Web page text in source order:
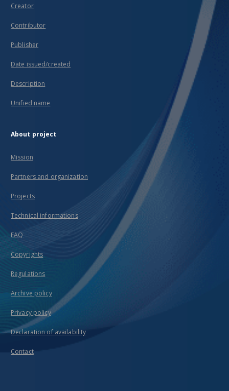
Creator
Contributor
Publisher
Date issued/created
Description
Unified name
About project
Mission
Partners and organization
Projects
Technical informations
FAQ
Copyrights
Regulations
Archive policy
Privacy policy
Declaration of availability
Contact